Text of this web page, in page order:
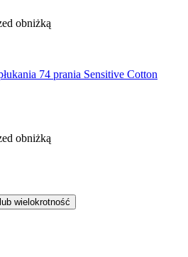
obniżką
74 prania Sensitive Cotton
obniżką
lub wielokrotność